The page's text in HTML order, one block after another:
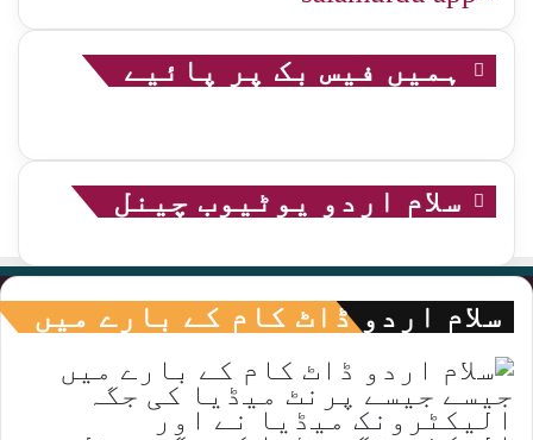
ہمیں فیس بک پر پائیے
سلام اردو یوٹیوب چینل
سلام اردو ڈاٹ کام کے بارے میں
جیسے جیسے پرنٹ میڈیا کی جگہ
الیکٹرونک میڈیا نے اور